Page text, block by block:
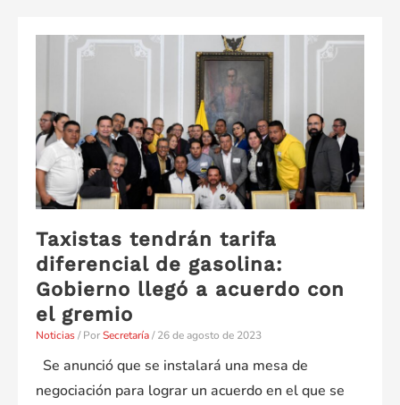
Gremio
Director
de
Tránsito,
Ingeniero
Albeiro
Bohórquez
Manrique
Taxistas tendrán tarifa
diferencial de gasolina:
Gobierno llegó a acuerdo con
el gremio
Noticias/ PorSecretaría/26 de agosto de 2023
Se anunció que se instalará una mesa de
negociación para lograr un acuerdo en el que se